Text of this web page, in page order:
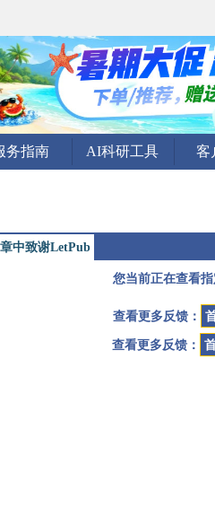
务指南 AI科研工具 客
中致谢LetPub
您当前正在查看
查看更多反馈：
查看更多反馈：